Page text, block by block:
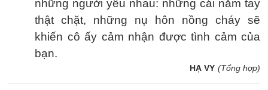
những người yêu nhau: những cái nắm tay
thật chặt, những nụ hôn nồng cháy sẽ
khiến cô ấy cảm nhận được tình cảm của
bạn.
HẠ VY (Tổng hợp)